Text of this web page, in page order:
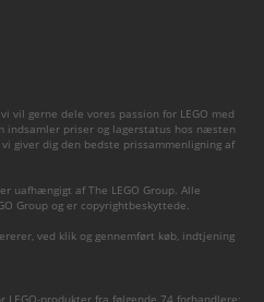
vil gerne dele vores passion for LEGO med
indsamler priser og lagerstatus hos næsten
giver dig den bedste prissammenligning af
uafhængigt af The LEGO Group. Alle
Group og er copyrightbeskyttede.
ved klik og gennemført køb, indtjening